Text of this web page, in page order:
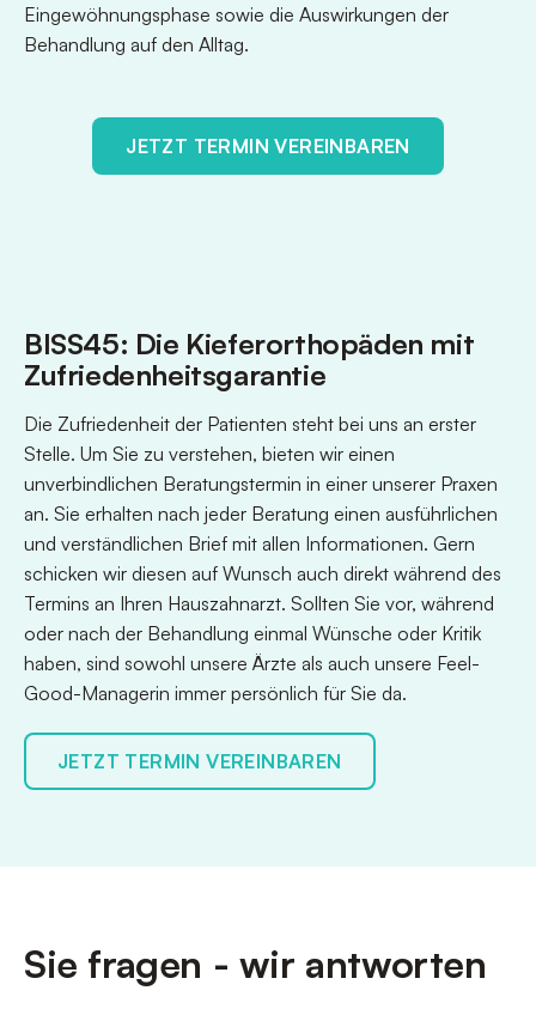
Eingewöhnungsphase sowie die Auswirkungen der
Behandlung auf den Alltag.
JETZT TERMIN VEREINBAREN
BISS45: Die Kieferorthopäden mit
Zufriedenheitsgarantie
Die Zufriedenheit der Patienten steht bei uns an erster
Stelle. Um Sie zu verstehen, bieten wir einen
unverbindlichen Beratungstermin in einer unserer Praxen
an. Sie erhalten nach jeder Beratung einen ausführlichen
und verständlichen Brief mit allen Informationen. Gern
schicken wir diesen auf Wunsch auch direkt während des
Termins an Ihren Hauszahnarzt. Sollten Sie vor, während
oder nach der Behandlung einmal Wünsche oder Kritik
haben, sind sowohl unsere Ärzte als auch unsere Feel-
Good-Managerin immer persönlich für Sie da.
JETZT TERMIN VEREINBAREN
Sie fragen - wir antworten